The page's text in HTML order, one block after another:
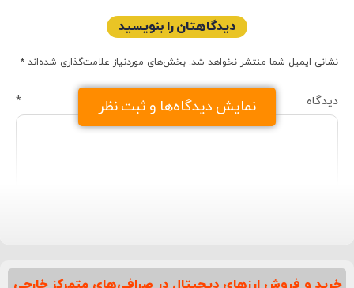
نمایش دیدگاه‌ها و ثبت نظر
دیدگاهتان را بنویسید
نشانی ایمیل شما منتشر نخواهد شد. بخش‌های موردنیاز علامت‌گذاری شده‌اند *
دیدگاه *